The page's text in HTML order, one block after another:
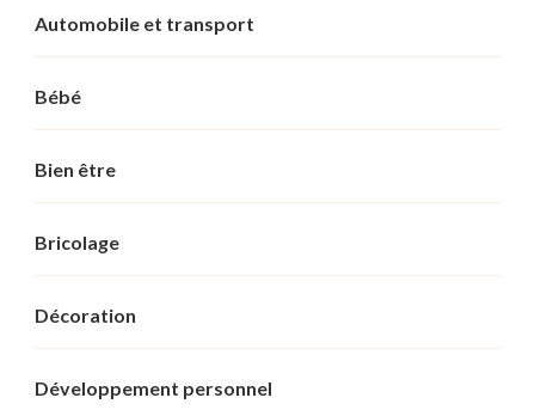
Automobile et transport
Bébé
Bien être
Bricolage
Décoration
Développement personnel